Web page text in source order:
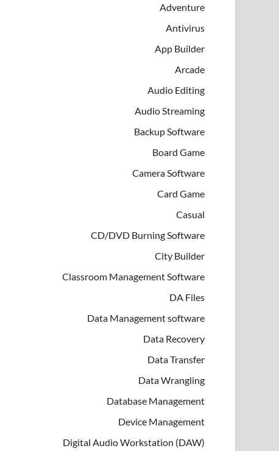
Adventure
Antivirus
App Builder
Arcade
Audio Editing
Audio Streaming
Backup Software
Board Game
Camera Software
Card Game
Casual
CD/DVD Burning Software
City Builder
Classroom Management Software
DA Files
Data Management software
Data Recovery
Data Transfer
Data Wrangling
Database Management
Device Management
Digital Audio Workstation (DAW)